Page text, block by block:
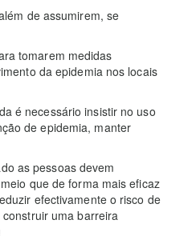
de assumirem, se
tomarem medidas
da epidemia nos locais
é necessário insistir no uso
de epidemia, manter
as pessoas devem
que de forma mais eficaz
efectivamente o risco de
uma barreira